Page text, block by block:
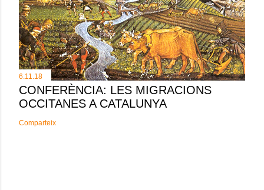
6.11.18
CONFERÈNCIA: LES MIGRACIONS
OCCITANES A CATALUNYA
Comparteix